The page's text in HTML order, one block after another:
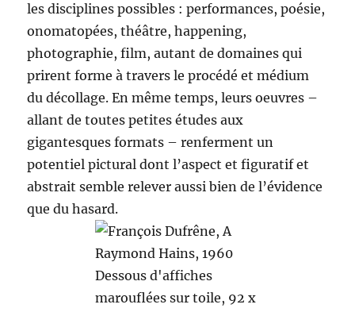
les disciplines possibles : performances, poésie,
onomatopées, théâtre, happening,
photographie, film, autant de domaines qui
prirent forme à travers le procédé et médium
du décollage. En même temps, leurs oeuvres –
allant de toutes petites études aux
gigantesques formats – renferment un
potentiel pictural dont l’aspect et figuratif et
abstrait semble relever aussi bien de l’évidence
que du hasard.